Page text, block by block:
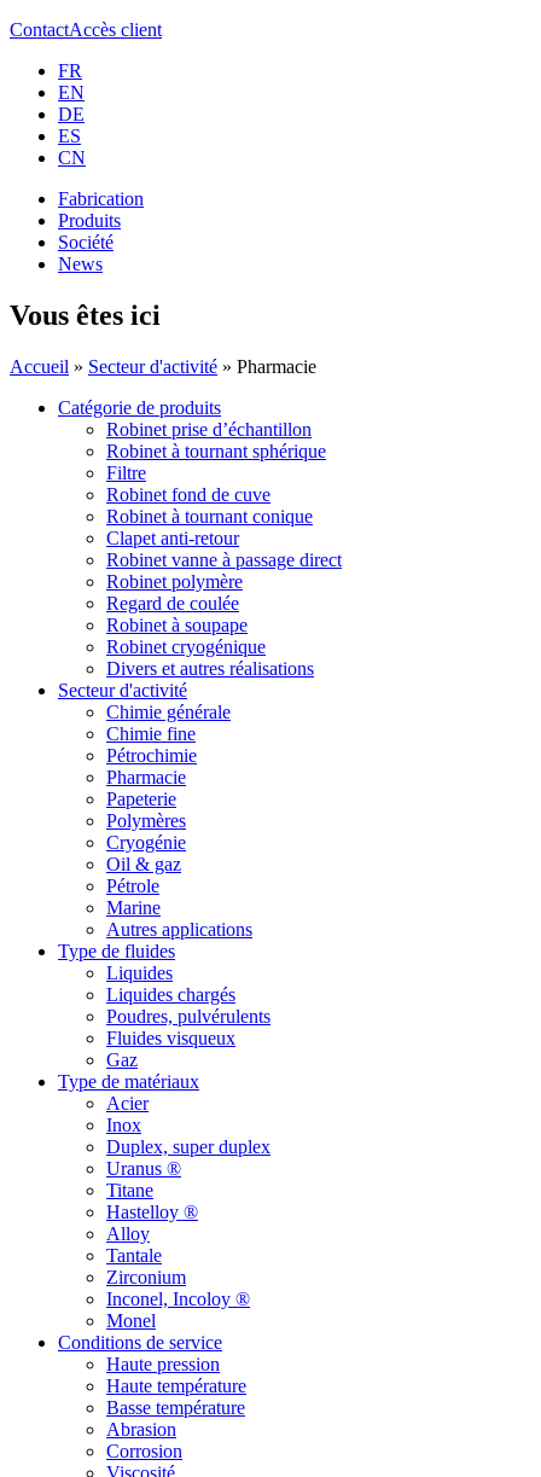
ContactAccès client
FR
EN
DE
ES
CN
Fabrication
Produits
Société
News
Vous êtes ici
Accueil » Secteur d'activité » Pharmacie
Catégorie de produits
Robinet prise d’échantillon
Robinet à tournant sphérique
Filtre
Robinet fond de cuve
Robinet à tournant conique
Clapet anti-retour
Robinet vanne à passage direct
Robinet polymère
Regard de coulée
Robinet à soupape
Robinet cryogénique
Divers et autres réalisations
Secteur d'activité
Chimie générale
Chimie fine
Pétrochimie
Pharmacie
Papeterie
Polymères
Cryogénie
Oil & gaz
Pétrole
Marine
Autres applications
Type de fluides
Liquides
Liquides chargés
Poudres, pulvérulents
Fluides visqueux
Gaz
Type de matériaux
Acier
Inox
Duplex, super duplex
Uranus ®
Titane
Hastelloy ®
Alloy
Tantale
Zirconium
Inconel, Incoloy ®
Monel
Conditions de service
Haute pression
Haute température
Basse température
Abrasion
Corrosion
Viscosité